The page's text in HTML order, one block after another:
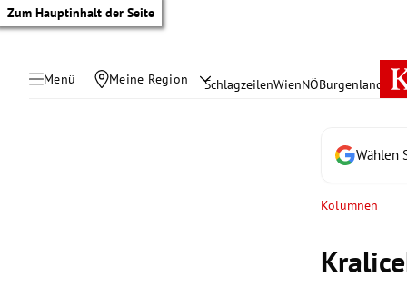
Zum Hauptinhalt der Seite
Menü Meine Region SchlagzeilenWienNÖBurgenland
Wählen
Kolumnen